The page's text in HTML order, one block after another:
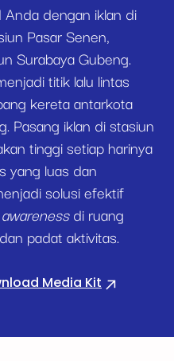
Anda dengan iklan di
Pasar Senen,
Surabaya Gubeng.
titik lalu lintas
kereta antarkota
Pasang iklan di stasiun
tinggi setiap harinya
yang luas dan
solusi efektif
di ruang
padat aktivitas.
Media Kit